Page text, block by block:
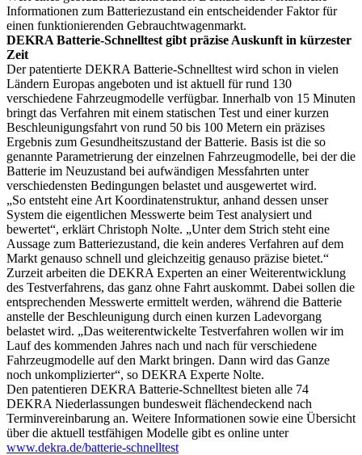
Informationen zum Batteriezustand ein entscheidender Faktor für
einen funktionierenden Gebrauchtwagenmarkt.
DEKRA Batterie-Schnelltest gibt präzise Auskunft in kürzester
Zeit
Der patentierte DEKRA Batterie-Schnelltest wird schon in vielen
Ländern Europas angeboten und ist aktuell für rund 130
verschiedene Fahrzeugmodelle verfügbar. Innerhalb von 15 Minuten
bringt das Verfahren mit einem statischen Test und einer kurzen
Beschleunigungsfahrt von rund 50 bis 100 Metern ein präzises
Ergebnis zum Gesundheitszustand der Batterie. Basis ist die so
genannte Parametrierung der einzelnen Fahrzeugmodelle, bei der die
Batterie im Neuzustand bei aufwändigen Messfahrten unter
verschiedensten Bedingungen belastet und ausgewertet wird.
„So entsteht eine Art Koordinatenstruktur, anhand dessen unser
System die eigentlichen Messwerte beim Test analysiert und
bewertet“, erklärt Christoph Nolte. „Unter dem Strich steht eine
Aussage zum Batteriezustand, die kein anderes Verfahren auf dem
Markt genauso schnell und gleichzeitig genauso präzise bietet.“
Zurzeit arbeiten die DEKRA Experten an einer Weiterentwicklung
des Testverfahrens, das ganz ohne Fahrt auskommt. Dabei sollen die
entsprechenden Messwerte ermittelt werden, während die Batterie
anstelle der Beschleunigung durch einen kurzen Ladevorgang
belastet wird. „Das weiterentwickelte Testverfahren wollen wir im
Lauf des kommenden Jahres nach und nach für verschiedene
Fahrzeugmodelle auf den Markt bringen. Dann wird das Ganze
noch unkomplizierter“, so DEKRA Experte Nolte.
Den patentieren DEKRA Batterie-Schnelltest bieten alle 74
DEKRA Niederlassungen bundesweit flächendeckend nach
Terminvereinbarung an. Weitere Informationen sowie eine Übersicht
über die aktuell testfähigen Modelle gibt es online unter
www.dekra.de/batterie-schnelltest